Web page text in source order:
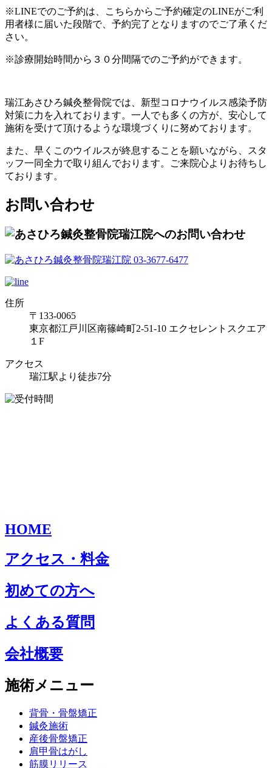
※LINEでのご予約は、こちらからご予約確定のLINEがご利
用者様に届いた段階で、予約完了となりますのでご了承くだ
さい。
※診療開始時間から３０分間隔でのご予約ができます。
瑞江あさひろ鍼灸整骨院では、新型コロナウイルス感染予防
対策に力を入れております。一人でも多くの方が、安心して
施術を受けて頂けるような環境づくりに努めております。
また、早くこのウイルスが終息することを願いながら、スタ
ッフ一同全力で取り組んでおります。ご来院心よりお待ちし
ております。
お問い合わせ
住所
〒133-0065
東京都江戸川区南篠崎町2-51-10 エクセレントスクエア
１F
アクセス
瑞江駅より徒歩7分
HOME
アクセス・料金
初めての方へ
よくある質問
会社概要
施術メニュー
背骨・骨盤矯正
鍼灸施術
産後骨盤矯正
肩甲骨はがし
筋膜リリース